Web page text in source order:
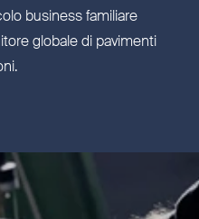
business familiare
globale di pavimenti